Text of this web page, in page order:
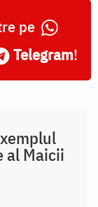
pe
Telegram!
al Maicii